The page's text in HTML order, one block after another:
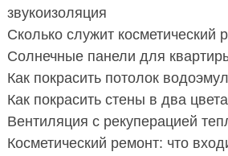
звукоизоляция
Сколько служит косметический
Солнечные панели для
Как покрасить потолок
Как покрасить стены в два
Вентиляция с рекуперацией
Косметический ремонт: что